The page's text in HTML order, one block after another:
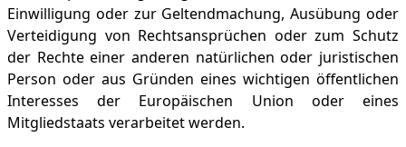
Einwilligung oder zur Geltendmachung, Ausübung oder
Verteidigung von Rechtsansprüchen oder zum Schutz
der Rechte einer anderen natürlichen oder juristischen
Person oder aus Gründen eines wichtigen öffentlichen
Interesses der Europäischen Union oder eines
Mitgliedstaats verarbeitet werden.